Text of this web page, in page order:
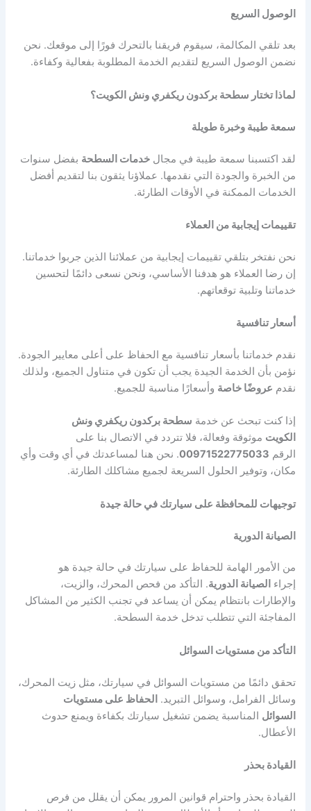
الوصول السريع
بعد تلقي المكالمة، سيقوم فريقنا بالتحرك فورًا إلى موقعك. نحن
نضمن الوصول السريع لتقديم الخدمة المطلوبة بفعالية وكفاءة.
لماذا تختار سطحة بركدون ريكفري ونش الكويت؟
سمعة طيبة وخبرة طويلة
لقد اكتسبنا سمعة طيبة في مجالخدمات السطحة بفضل سنوات
من الخبرة والجودة التي نقدمها. عملاؤنا يثقون بنا لتقديم أفضل
الخدمات الممكنة في الأوقات الطارئة.
تقييمات إيجابية من العملاء
نحن نفتخر بتلقي تقييمات إيجابية من عملائنا الذين جربوا خدماتنا.
إن رضا العملاء هو هدفنا الأساسي، ونحن نسعى دائمًا لتحسين
خدماتنا وتلبية توقعاتهم.
أسعار تنافسية
نقدم خدماتنا بأسعار تنافسية مع الحفاظ على أعلى معايير الجودة.
نؤمن بأن الخدمة الجيدة يجب أن تكون في متناول الجميع، ولذلك
نقدم عروضًا خاصة وأسعارًا مناسبة للجميع.
إذا كنت تبحث عن خدمة سطحة بركدون ريكفري ونش
الكويت موثوقة وفعالة، فلا تتردد في الاتصال بنا على
الرقم 00971522775033. نحن هنا لمساعدتك في أي وقت وأي
مكان، وتوفير الحلول السريعة لجميع مشاكلك الطارئة.
توجيهات للمحافظة على سيارتك في حالة جيدة
الصيانة الدورية
من الأمور الهامة للحفاظ على سيارتك في حالة جيدة هو
إجراء الصيانة الدورية. التأكد من فحص المحرك، والزيت،
والإطارات بانتظام يمكن أن يساعد في تجنب الكثير من المشاكل
المفاجئة التي تتطلب تدخل خدمة السطحة.
التأكد من مستويات السوائل
تحقق دائمًا من مستويات السوائل في سيارتك، مثل زيت المحرك،
وسائل الفرامل، وسوائل التبريد. الحفاظ على مستويات
السوائل المناسبة يضمن تشغيل سيارتك بكفاءة ويمنع حدوث
الأعطال.
القيادة بحذر
القيادة بحذر واحترام قوانين المرور يمكن أن يقلل من فرص